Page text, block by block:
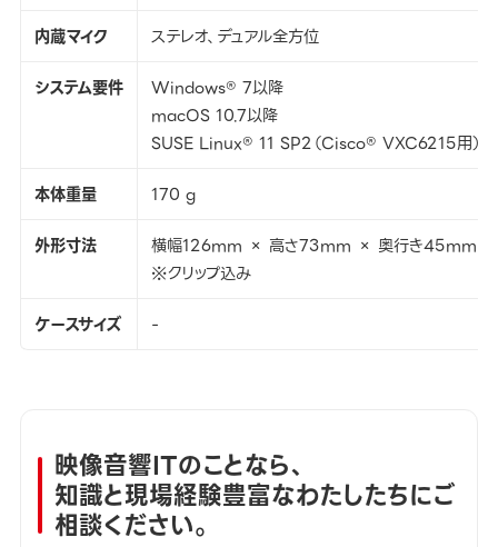
内蔵マイク
ステレオ、デュアル全方位
システム要件
Windows® 7以降
macOS 10.7以降
SUSE Linux® 11 SP2（Cisco® VXC6215用）
本体重量
170 g
外形寸法
横幅126mm × 高さ73mm × 奥行き45mm
※クリップ込み
ケースサイズ
-
映像音響ITのことなら、
知識と現場経験豊富なわたしたちにご
相談ください。